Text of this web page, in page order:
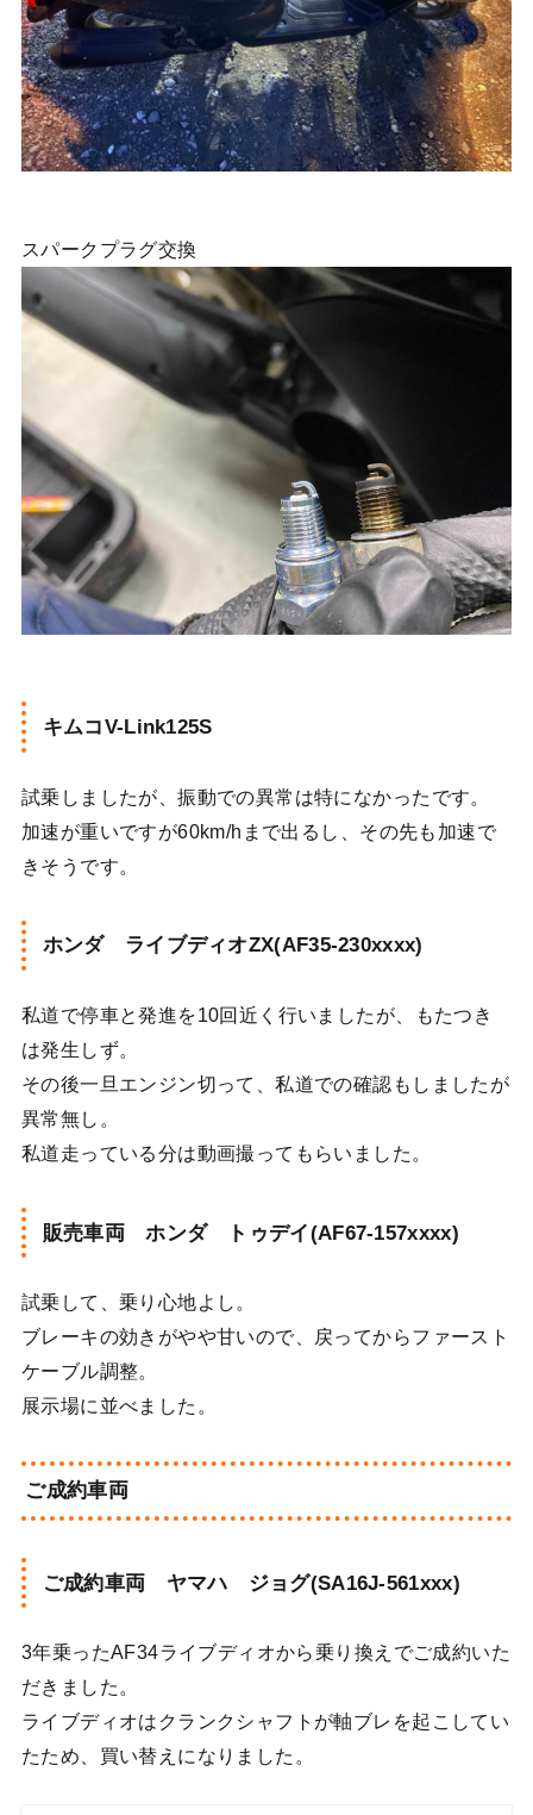
スパークプラグ交換
キムコV-Link125S
試乗しましたが、振動での異常は特になかったです。
加速が重いですが60km/hまで出るし、その先も加速で
きそうです。
ホンダ ライブディオZX(AF35-230xxxx)
私道で停車と発進を10回近く行いましたが、もたつき
は発生しず。
その後一旦エンジン切って、私道での確認もしましたが
異常無し。
私道走っている分は動画撮ってもらいました。
販売車両 ホンダ トゥデイ(AF67-157xxxx)
試乗して、乗り心地よし。
ブレーキの効きがやや甘いので、戻ってからファースト
ケーブル調整。
展示場に並べました。
ご成約車両
ご成約車両 ヤマハ ジョグ(SA16J-561xxx)
3年乗ったAF34ライブディオから乗り換えでご成約いた
だきました。
ライブディオはクランクシャフトが軸ブレを起こしてい
たため、買い替えになりました。